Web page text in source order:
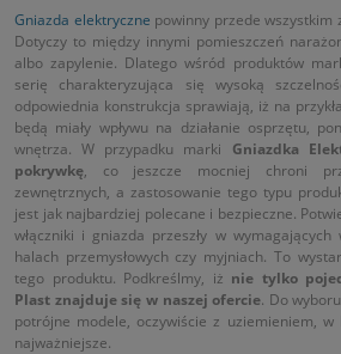
Gniazda elektryczne powinny przede wszystkim
Dotyczy to między innymi pomieszczeń
albo zapylenie. Dlatego wśród produktów
serię charakteryzująca się wysoką
odpowiednia konstrukcja sprawiają, iż na
będą miały wpływu na działanie osprzętu,
wnętrza. W przypadku marki Gniazdka
pokrywkę, co jeszcze mocniej chroni
zewnętrznych, a zastosowanie tego typu
jest jak najbardziej polecane i bezpieczne.
włączniki i gniazda przeszły w
halach przemysłowych czy myjniach. To
tego produktu. Podkreślmy, iż nie tylko
Plast znajduje się w naszej ofercie. Do
potrójne modele, oczywiście z uziemieniem, w
najważniejsze.